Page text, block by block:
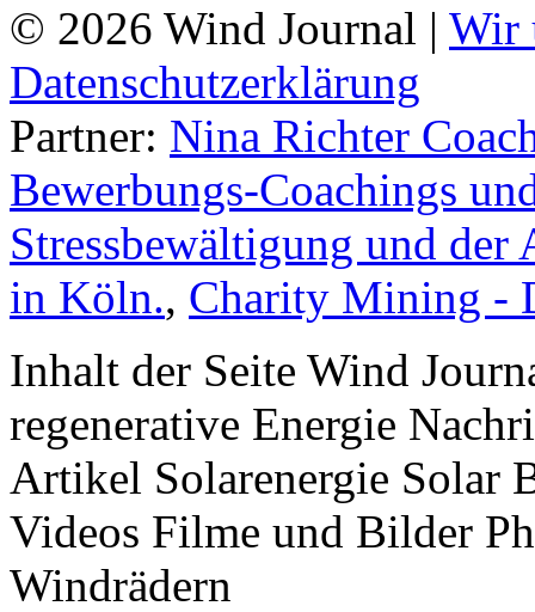
© 2026 Wind Journal | Wir
Datenschutzerklärung
Partner: Nina Richter
Bewerbungs-Coachings
Stressbewältigung und
in Köln., Charity Mining -
Inhalt der Seite Wind
regenerative Energie
Artikel Solarenergie Solar
Videos Filme und Bilder
Windrädern